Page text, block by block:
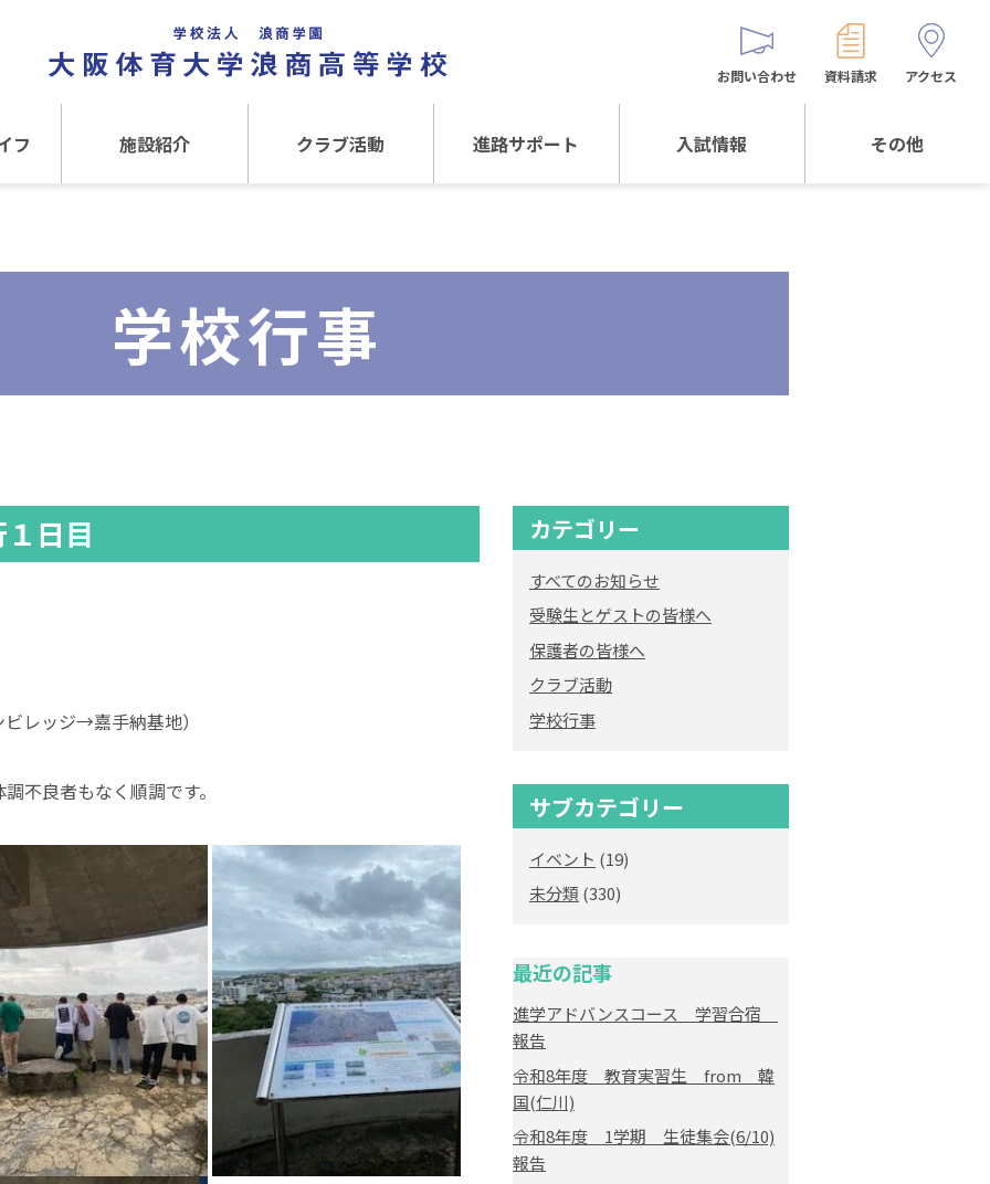
フ 施設紹介 クラブ活動
文化クラブ
進路サポート 入試情報 その他
お問い合わせ 資料請求 アクセス
学校行事
日目
レッジ→嘉手納基地）
不良者もなく順調です。
カテゴリー
すべてのお知らせ
受験生とゲストの皆様へ
保護者の皆様へ
クラブ活動
学校行事
サブカテゴリー
イベント (19)
未分類 (330)
最近の記事
進学アドバンスコース 学習合宿
報告
令和8年度 教育実習生 from 韓
国(仁川)
令和8年度 1学期 生徒集会(6/10)
報告